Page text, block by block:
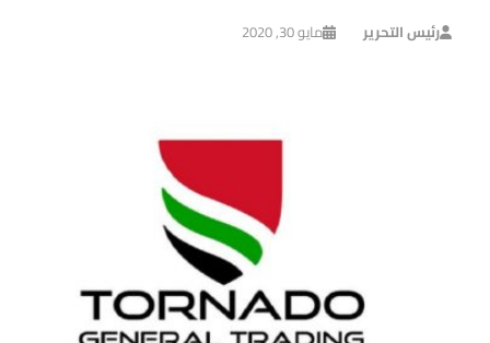
رئيس التحرير مايو 30, 2020